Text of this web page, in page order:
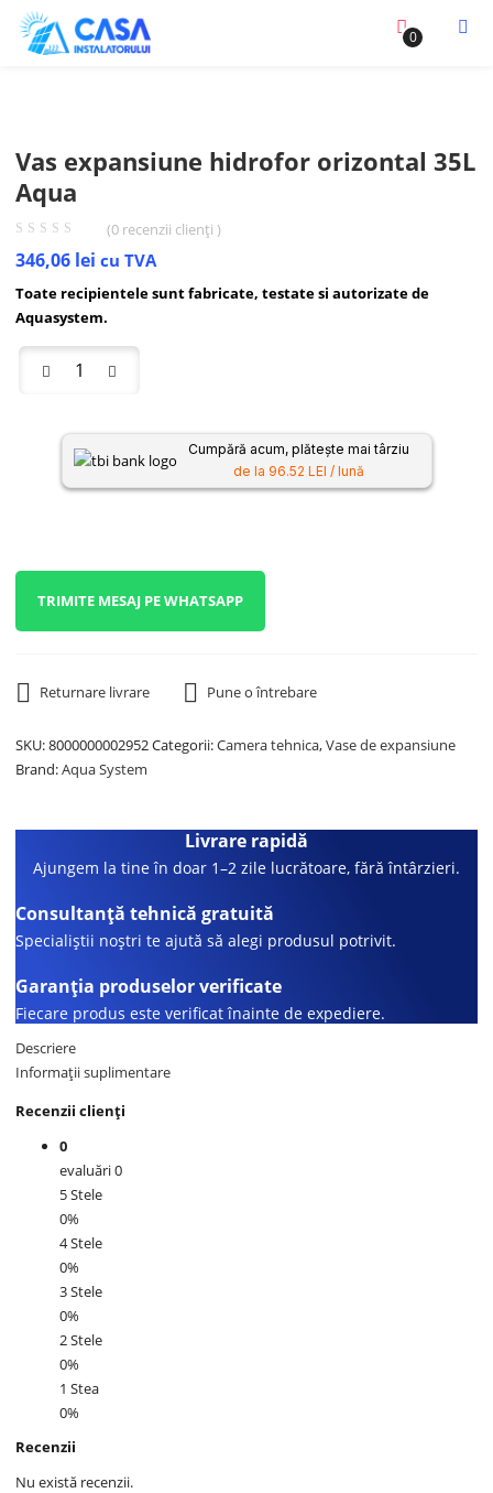
0
Vas expansiune hidrofor orizontal 35L
Aqua
(0 recenzii clienți )
346,06 lei cu TVA
Toate recipientele sunt fabricate, testate si autorizate de
Aquasystem.
Cumpără acum, plătește mai târziu
de la 96.52 LEI / lună
TRIMITE MESAJ PE WHATSAPP
Returnare livrare Pune o întrebare
SKU:8000000002952Categorii:Camera tehnica,Vase de expansiune
Brand:Aqua System
Livrare rapidă
Ajungem la tine în doar 1–2 zile lucrătoare, fără întârzieri.
Consultanță tehnică gratuită
Specialiștii noștri te ajută să alegi produsul potrivit.
Garanția produselor verificate
Fiecare produs este verificat înainte de expediere.
Descriere
Informații suplimentare
Recenzii clienți
0
evaluări 0
5 Stele
0%
4 Stele
0%
3 Stele
0%
2 Stele
0%
1 Stea
0%
Recenzii
Nu există recenzii.